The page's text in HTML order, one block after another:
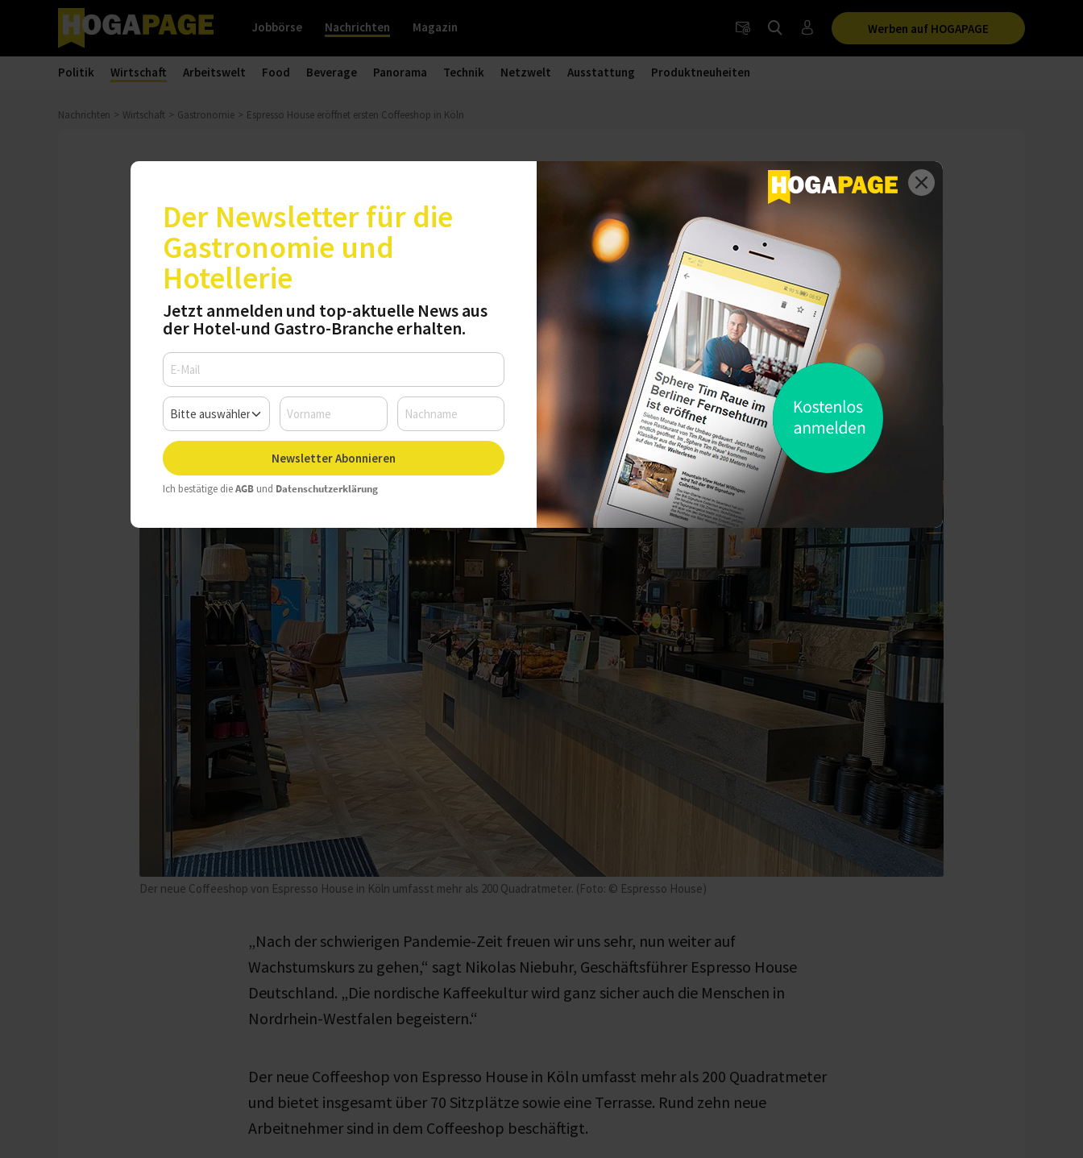
Werben auf HOGAPAGE
Jobbörse Nachrichten Magazin
Politik Wirtschaft Arbeitswelt Food Beverage Panorama Technik Netzwelt Ausstattung Produktneuheiten
Nachrichten Wirtschaft Gastronomie Espresso House eröffnet ersten Coffeeshop in Köln
Espresso House eröffnet ersten Coffeeshop in Köln
Der neue Coffeeshop von Espresso House in Köln umfasst mehr als 200 Quadratmeter. (Foto: © Espresso House)
Espresso House goes West: Der erste Coffeeshop des schwedischen Unternehmens ist
in der Kölner Südstadt an den Start gegangen. Mindestens zehn weitere Coffeeshops
sollen in den nächsten fünf Jahren in der Region Köln, Düsseldorf, Bonn und
Wuppertal folgen.
„Nach der schwierigen Pandemie-Zeit freuen wir uns sehr, nun weiter auf
Wachstumskurs zu gehen,“ sagt Nikolas Niebuhr, Geschäftsführer Espresso House
Deutschland. „Die nordische Kaffeekultur wird ganz sicher auch die Menschen in
Nordrhein-Westfalen begeistern.“
Der neue Coffeeshop von Espresso House in Köln umfasst mehr als 200 Quadratmeter
und bietet insgesamt über 70 Sitzplätze sowie eine Terrasse. Rund zehn neue
Arbeitnehmer sind in dem Coffeeshop beschäftigt.
Der Newsletter für die
Gastronomie und
Hotellerie
Jetzt anmelden und top-aktuelle News aus
der Hotel-und Gastro-Branche erhalten.
Newsletter Abonnieren
Ich bestätige dieAGB und Datenschutzerklärung